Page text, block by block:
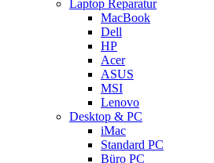
Laptop Reparatur
MacBook
Dell
HP
Acer
ASUS
MSI
Lenovo
Desktop & PC
iMac
Standard PC
Büro PC